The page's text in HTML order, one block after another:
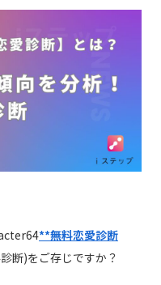
**無料恋愛診断
断)をご存じですか？